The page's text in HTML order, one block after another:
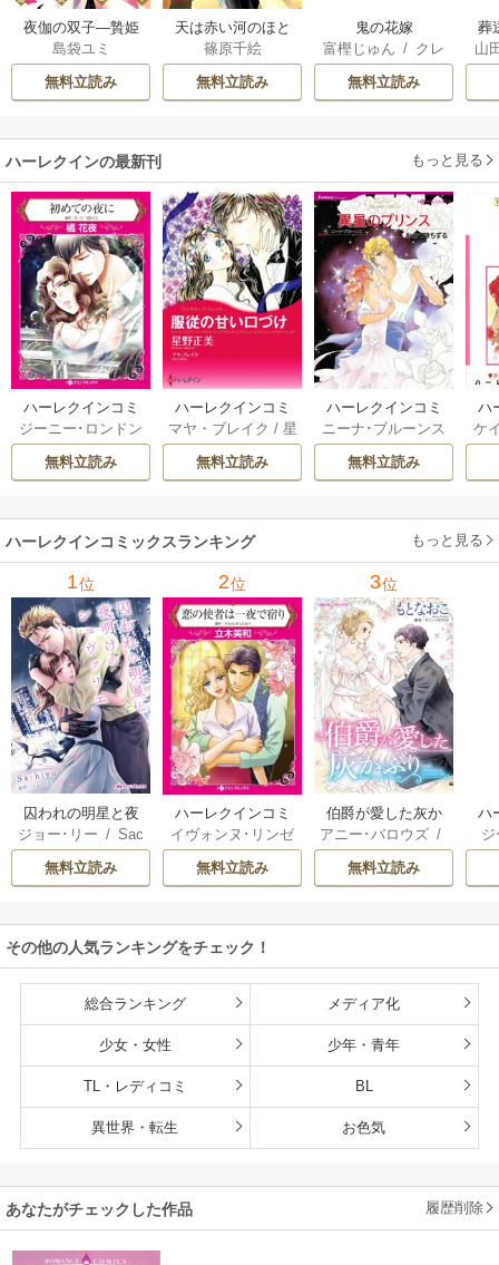
夜伽の双子―贄姫
は二人の王子に愛
される―
島袋ユミ
無料立読み
天は赤い河のほと
り
篠原千絵
無料立読み
鬼の花嫁
富樫じゅん / クレ
ハ
無料立読み
葬
山
ハーレクインの最新刊 もっと見る
ハーレクインコミ
ックス セット 202
6年 vol.1064 1巻
ジーニー･ロンドン
橘花夜/ メアリ
ー･ライアンズ
ーガン/星合操/ア
ン･ウィール/ 津寺
里可子
無料立読み
ハーレクインコミ
ックス セット 202
6年 vol.1002 1巻
マヤ・ブレイク / 星
野正美/ ヘレン･ブ
ルックス/のわきね
ウェイ/一重夕子
無料立読み
ハーレクインコミ
ックス セット 202
6年 vol.1063 1巻
ニーナ･ブルーンス
おおつきちずる
レベッカ･ヨーク
ーディ/海野みつる
サラ･ウッド/流
水凛子
無料立読み
ハ
ッ
ケ
ザ
ハーレクインコミックスランキング もっと見る
1位
囚われの明星と夜
明けのシュヴァリ
エ
ジョー･リー /Sac
hiyo
無料立読み
2位
ハーレクインコミ
ックス セット 202
6年 vol.999
イヴォンヌ･リンゼ
/ 立木美和
ランダ･ジャレッ
ーリー・ペイジ/
曽祢まさこ
無料立読み
3位
伯爵が愛した灰か
ぶり
アニー･バロウズ/
もとなおこ
無料立読み
ハ
ッ
ル
その他の人気ランキングをチェック！
総合ランキング メディア化
少女・女性 少年・青年
TL・レディコミ BL
異世界・転生 お色気
あなたがチェックした作品 履歴削除